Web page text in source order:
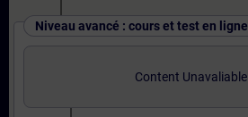
Niveau avancé : cours et test en ligne
Content Unavaliable